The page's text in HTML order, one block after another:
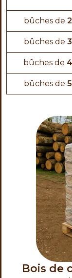
bûches de
bûches de
bûches de
bûches de
Bois de